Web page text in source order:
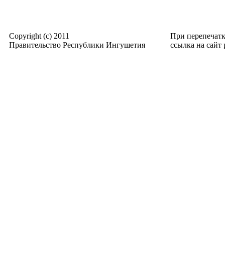
Copyright (c) 2011
Правительство Республики Ингушетия
При
ссылка на сайт